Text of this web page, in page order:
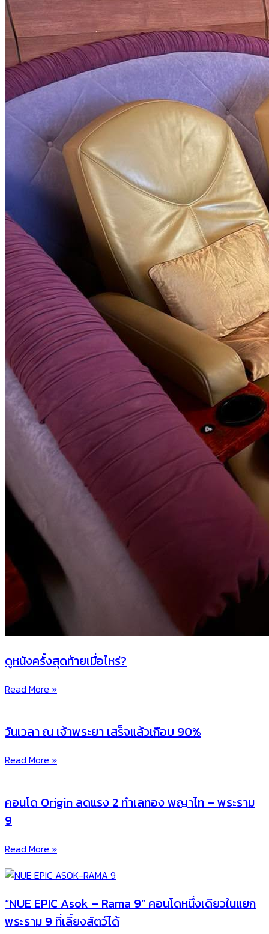
ดูหนังครั้งสุดท้ายเมื่อไหร่?
Read More »
วันเวลา ณ เจ้าพระยา เสร็จแล้วเกือบ 90%
Read More »
คอนโด Origin ลดแรง 2 ทำเลทอง พญาไท – พระราม
9
Read More »
“NUE EPIC Asok – Rama 9” คอนโดหนึ่งเดียวในแยก
พระราม 9 ที่เลี้ยงสัตว์ได้